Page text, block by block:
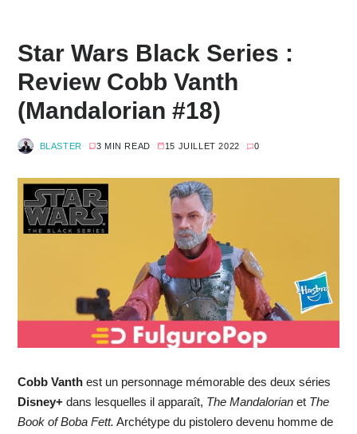
Star Wars Black Series :
Review Cobb Vanth
(Mandalorian #18)
BLASTER 3 MIN READ 15 JUILLET 2022 0
Cobb Vanthest un personnage mémorable des deux séries
Disney+dans lesquelles il apparaît, The Mandalorianet The
Book of Boba Fett. Archétype du pistolero devenu homme de